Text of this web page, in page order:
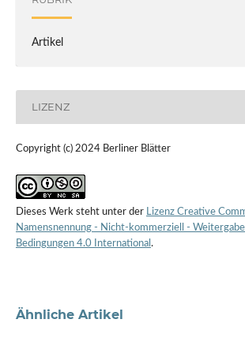
Artikel
LIZENZ
Copyright (c) 2024 Berliner Blätter
Dieses Werk steht unter der Lizenz Creative
Namensnennung - Nicht-kommerziell -
Bedingungen 4.0 International .
Ähnliche Artikel